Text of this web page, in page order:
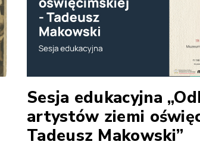
Sesja edukacyjna
artystów ziemi
Tadeusz Makowski”